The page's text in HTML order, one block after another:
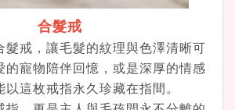
合髮戒
髮戒，讓毛髮的紋理與色澤清晰可
的寵物陪伴回憶，或是深厚的情感
這枚戒指永久珍藏在指間。